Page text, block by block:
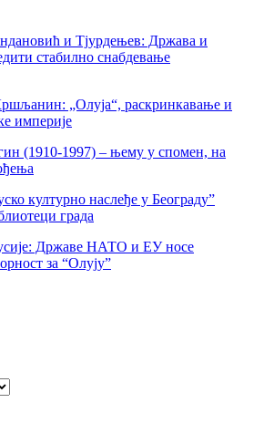
и Тјурдењев: Држава и
стабилно снабдевање
„Олуја“, раскринкавање и
империје
(1910-1997) – њему у спомен, на
културно наслеђе у Београду”
града
Државе НАТО и ЕУ носе
за “Олују”